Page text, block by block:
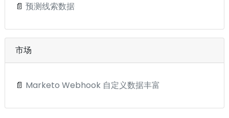
📄 预测线索数据
市场
📄 Marketo Webhook 自定义数据丰富